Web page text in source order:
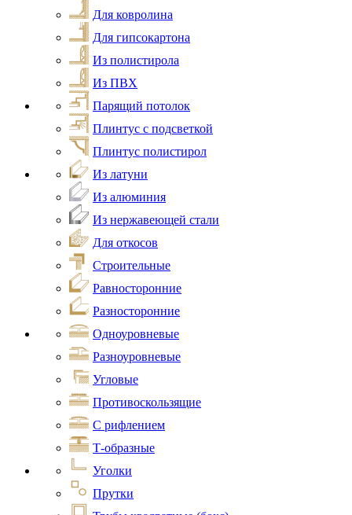
Для ковролина
Для гипсокартона
Из полистирола
Из ПВХ
Парящий потолок
Плинтус с подсветкой
Плинтус полистирол
Из латуни
Из алюминия
Из нержавеющей стали
Для откосов
Строительные
Равносторонние
Разносторонние
Одноуровневые
Разноуровневые
Угловые
Противоскользящие
С рифлением
Т-образные
Уголки
Прутки